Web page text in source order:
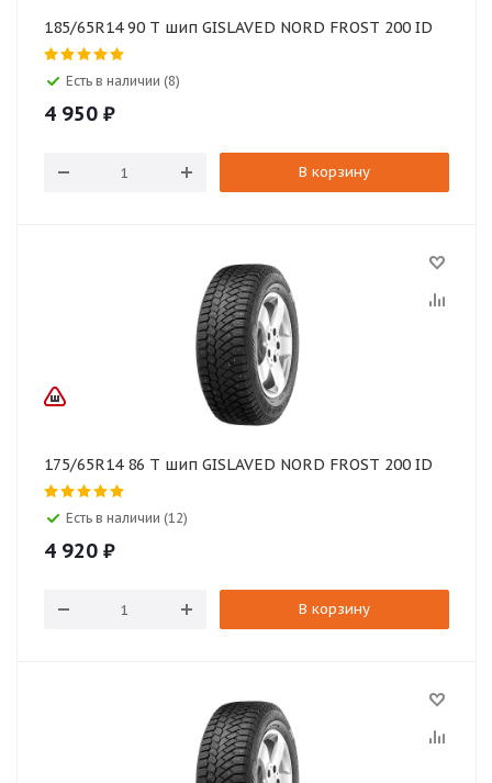
185/65R14 90 T шип GISLAVED NORD FROST 200 ID
Есть в наличии (8)
4 950 ₽
В корзину
175/65R14 86 T шип GISLAVED NORD FROST 200 ID
Есть в наличии (12)
4 920 ₽
В корзину